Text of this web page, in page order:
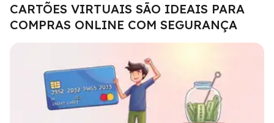
CARTÕES VIRTUAIS SÃO IDEAIS PARA
COMPRAS ONLINE COM SEGURANÇA